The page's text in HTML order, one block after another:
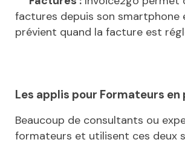
factures depuis son smartphone
prévient quand la facture est
Les applis pour Formateurs en
Beaucoup de consultants ou
formateurs et utilisent ces deux